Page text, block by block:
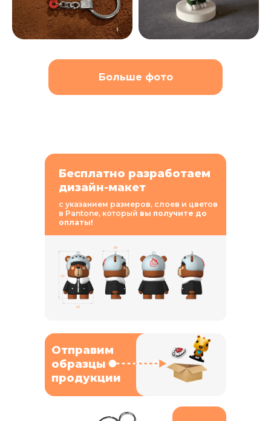
Больше фото
Отправим
образцы
продукции
Бесплатно разработаем
дизайн-макет
с указанием размеров, слоев и цветов
в Pantone, который вы получите до
оплаты!